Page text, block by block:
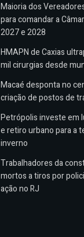
Maioria dos
para comandar a
2027 e 2028
HMAPN de Caxias
mil cirurgias desde
Macaé desponta no
criação de postos de
Petrópolis investe em
e retiro urbano para a
inverno
Trabalhadores da
mortos a tiros por
ação no RJ